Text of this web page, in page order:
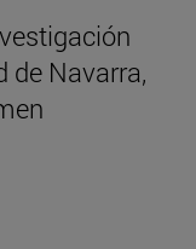
de Navarra,